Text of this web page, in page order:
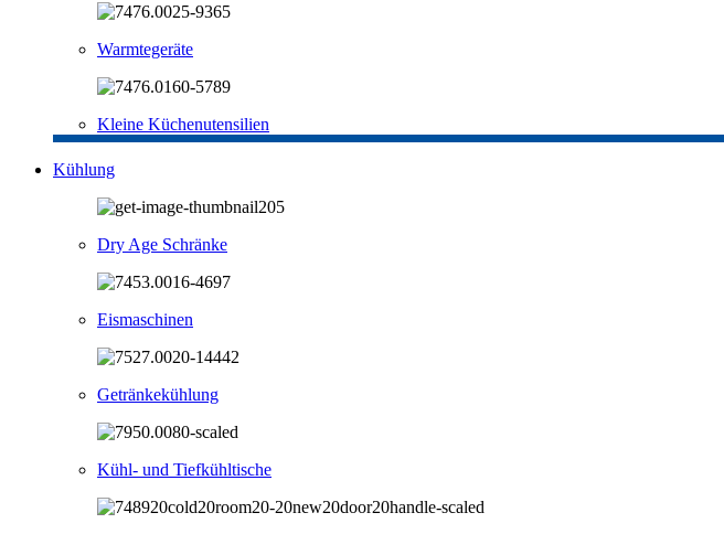
Warmtegeräte
Kleine Küchenutensilien
Kühlung
Dry Age Schränke
Eismaschinen
Getränkekühlung
Kühl- und Tiefkühltische